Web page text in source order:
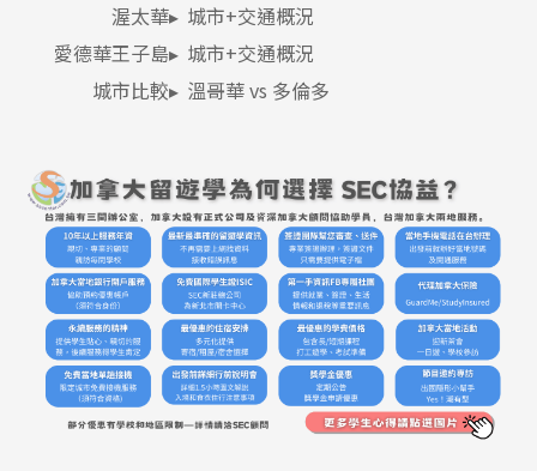
渥太華▸ 城市+交通概況
愛德華王子島▸ 城市+交通概況
城市比較▸ 溫哥華 vs 多倫多